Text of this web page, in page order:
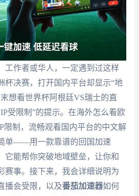
工作者或华人，一定遇到过这样
杯决赛，打开国内平台却显示“地
想看世界杯阿根廷VS瑞士的直
受限制”的提示。在海外怎么看欧
限制，流畅观看国内平台的中文解
单——用一款靠谱的回国加速
它能帮你突破地域壁垒，让你和
赛事。接下来，我会详细说明为
播会受限，以及番茄加速器如何